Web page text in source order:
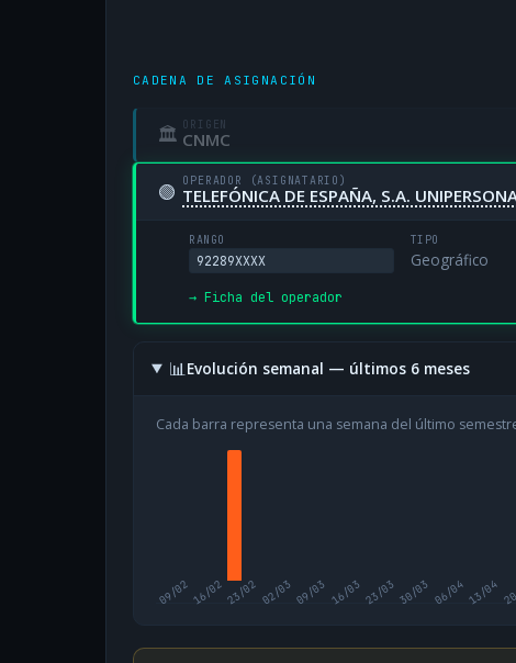
CADENA DE ASIGNACIÓN
🏛 ORIGEN
CNMC
🟢 OPERADOR (ASIGNATARIO)
TELEFÓNICA DE ESPAÑA, S.A.
RANGO
92289XXXX
TIPO
Geográfico
→ Ficha del operador
📊Evolución semanal — últimos 6 meses
Cada barra representa una semana del último
09/0216/0223/02 02/03 09/03 16/03 23/03 30/03 06/0413/04